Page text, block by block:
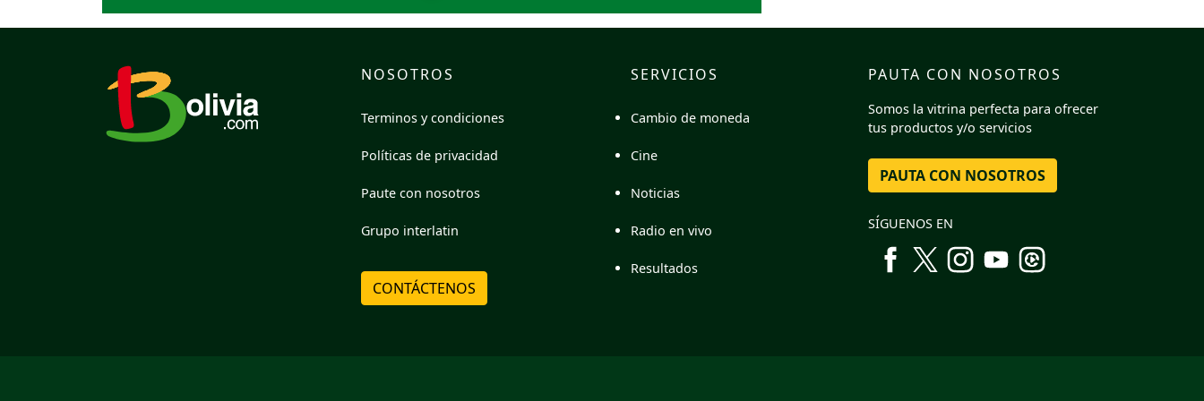
NOSOTROS
Terminos y condiciones
Políticas de privacidad
Paute con nosotros
Grupo interlatin
CONTÁCTENOS
SERVICIOS
Cambio de moneda
Cine
Noticias
Radio en vivo
Resultados
PAUTA CON NOSOTROS
Somos la vitrina perfecta para ofrecer
tus productos y/o servicios
PAUTA CON NOSOTROS
SÍGUENOS EN